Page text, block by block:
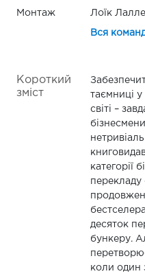
Монтаж Лоїк
Вся
Короткий
зміст
таємниці
світі –
категорії
перекладу
десяток
бункеру.
коли один